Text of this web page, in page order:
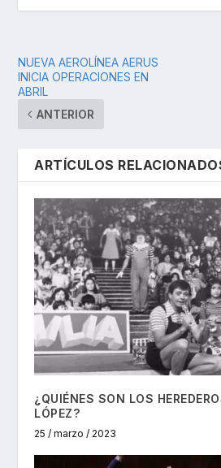
NUEVA AEROLÍNEA AERUS
INICIA OPERACIONES EN
ABRIL
ANTERIOR
ARTÍCULOS
¿QUIÉNES SON LOS
LÓPEZ?
25 / marzo / 2023